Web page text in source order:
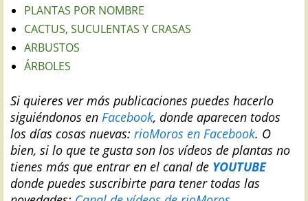
PLANTAS POR NOMBRE
CACTUS, SUCULENTAS Y CRASAS
ARBUSTOS
ÁRBOLES
Si quieres ver más publicaciones puedes hacerlo
siguiéndonos en Facebook, donde aparecen todos
los días cosas nuevas: rioMoros en Facebook. O
bien, si lo que te gusta son los vídeos de plantas no
tienes más que entrar en el canal de YOUTUBE
donde puedes suscribirte para tener todas las